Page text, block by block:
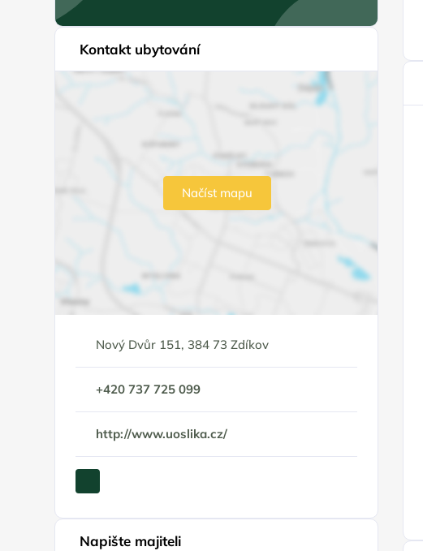
Kontakt ubytování
Načíst mapu
Nový Dvůr 151, 384 73 Zdíkov
+420 737 725 099
http://www.uoslika.cz/
Napište majiteli